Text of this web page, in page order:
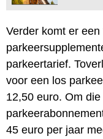
Verder komt er
parkeertarief.
voor een los
12,50 euro. Om
45 euro per jaar